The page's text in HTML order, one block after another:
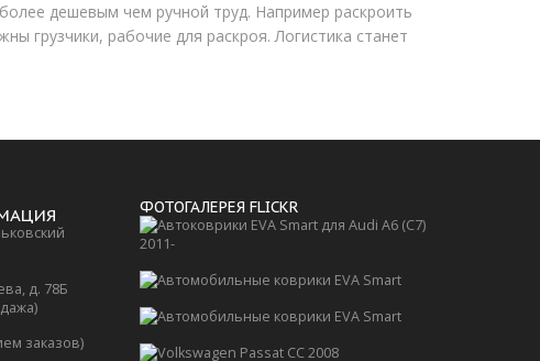
дешевым чем ручной труд. Например раскроить
грузчики, рабочие для раскроя. Логистика станет
д. 78Б
заказов)
ФОТОГАЛЕРЕЯ FLICKR